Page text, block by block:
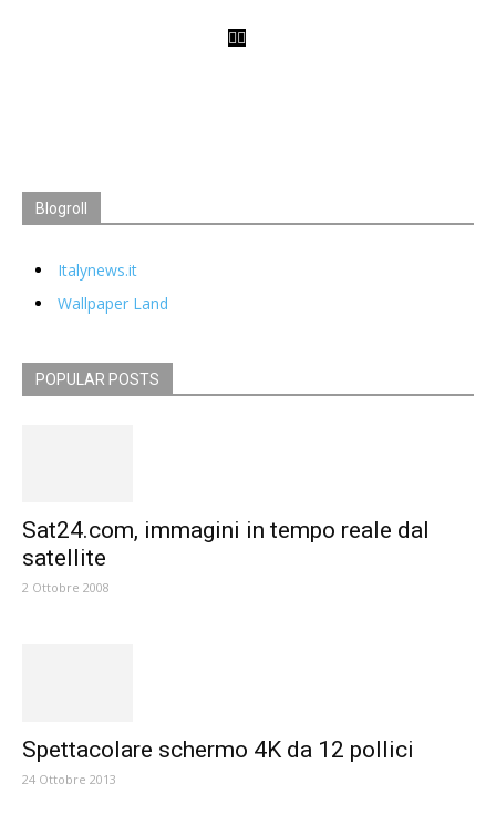
Blogroll
Italynews.it
Wallpaper Land
POPULAR POSTS
Sat24.com, immagini in tempo reale dal
satellite
2 Ottobre 2008
Spettacolare schermo 4K da 12 pollici
24 Ottobre 2013